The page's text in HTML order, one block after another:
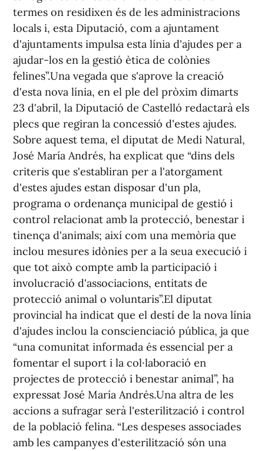
termes on residixen és de les administracions
locals i, esta Diputació, com a ajuntament
d'ajuntaments impulsa esta línia d'ajudes per a
ajudar-los en la gestió ètica de colònies
felines”.Una vegada que s'aprove la creació
d'esta nova línia, en el ple del pròxim dimarts
23 d'abril, la Diputació de Castelló redactarà els
plecs que regiran la concessió d'estes ajudes.
Sobre aquest tema, el diputat de Medi Natural,
José María Andrés, ha explicat que “dins dels
criteris que s'establiran per a l'atorgament
d'estes ajudes estan disposar d'un pla,
programa o ordenança municipal de gestió i
control relacionat amb la protecció, benestar i
tinença d'animals; així com una memòria que
inclou mesures idònies per a la seua execució i
que tot això compte amb la participació i
involucració d'associacions, entitats de
protecció animal o voluntaris”.El diputat
provincial ha indicat que el destí de la nova línia
d'ajudes inclou la conscienciació pública, ja que
“una comunitat informada és essencial per a
fomentar el suport i la col·laboració en
projectes de protecció i benestar animal”, ha
expressat José María Andrés.Una altra de les
accions a sufragar serà l'esterilització i control
de la població felina. “Les despeses associades
amb les campanyes d'esterilització són una